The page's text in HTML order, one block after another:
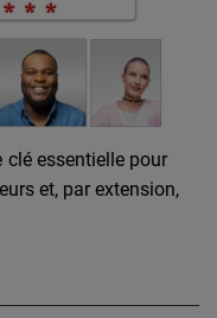
clé essentielle pour
et, par extension,